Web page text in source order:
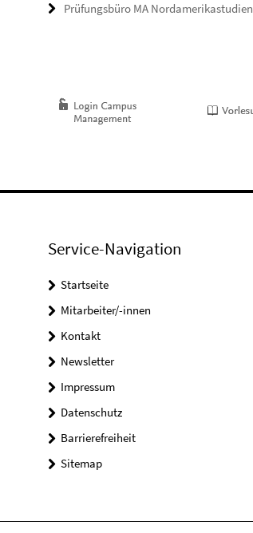
Prüfungsbüro MA Nordamerikastudien
Service-Navigation
Startseite
Mitarbeiter/-innen
Kontakt
Newsletter
Impressum
Datenschutz
Barrierefreiheit
Sitemap